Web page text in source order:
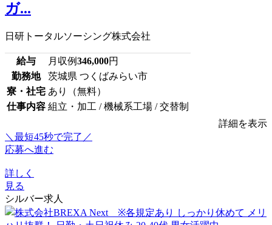
ガ...
日研トータルソーシング株式会社
給与 月収例346,000円
勤務地
茨城県 つくばみらい市
寮・社宅 あり（無料）
仕事内容 組立・加工 / 機械系工場 / 交替制
詳細を表示
＼最短45秒で完了／
応募へ進む
詳しく
見る
シルバー求人